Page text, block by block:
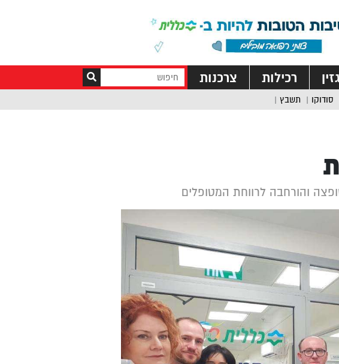
רכילות צרכנות
סודוקו תשבץ
והורחבה לרווחת המטופלים